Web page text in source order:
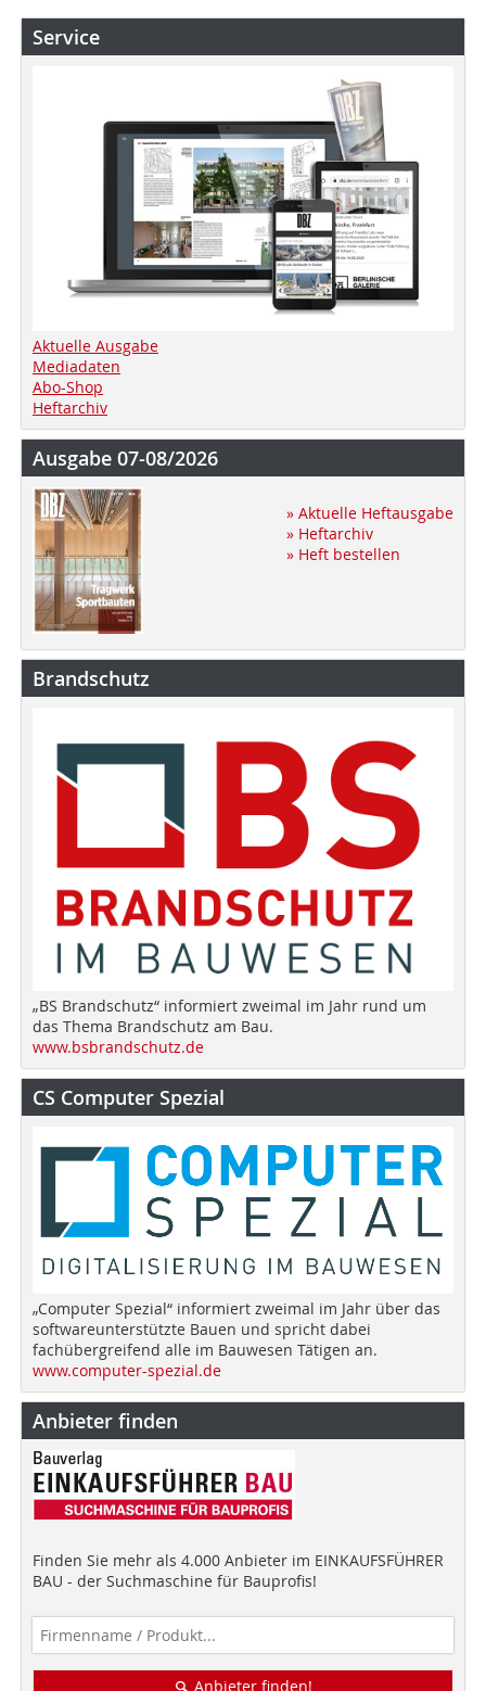
Service
Aktuelle Ausgabe
Mediadaten
Abo-Shop
Heftarchiv
Ausgabe 07-08/2026
» Aktuelle Heftausgabe
» Heftarchiv
» Heft bestellen
Brandschutz
„BS Brandschutz“ informiert zweimal im Jahr rund um
das Thema Brandschutz am Bau.
www.bsbrandschutz.de
CS Computer Spezial
„Computer Spezial“ informiert zweimal im Jahr über das
softwareunterstützte Bauen und spricht dabei
fachübergreifend alle im Bauwesen Tätigen an.
www.computer-spezial.de
Anbieter finden
Finden Sie mehr als 4.000 Anbieter im EINKAUFSFÜHRER
BAU - der Suchmaschine für Bauprofis!
Anbieter finden!